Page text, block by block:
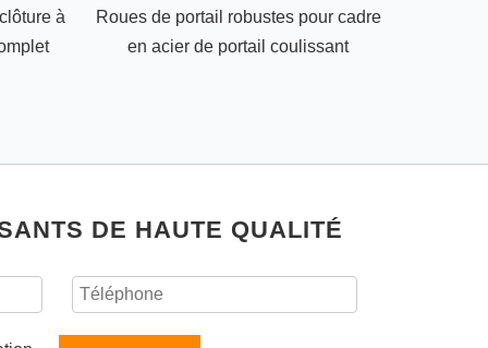
à
Roues de portail robustes pour cadre
en acier de portail coulissant
DE HAUTE QUALITÉ